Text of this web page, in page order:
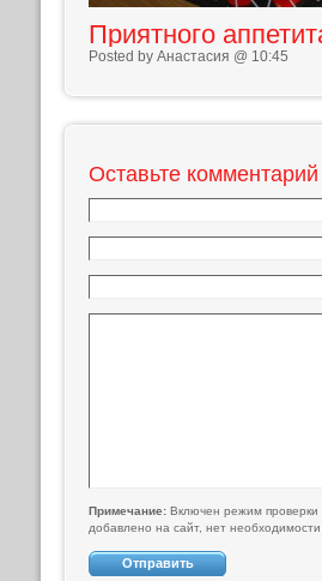
Приятного
Posted by Анастасия @ 10:45
Оставьте комментарий
Примечание: Включен режим
добавлено на сайт, нет